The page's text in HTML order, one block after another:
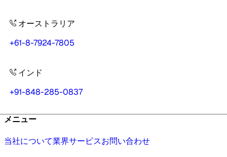
オーストラリア
+61-8-7924-7805
インド
+91-848-285-0837
メニュー
当社について業界サービスお問い合わせ